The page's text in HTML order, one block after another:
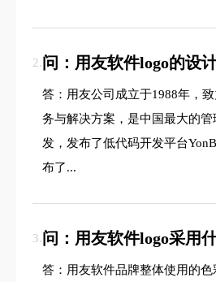
2.问：用友软件logo的设
答：用友公司成立于1988年，
务与解决方案，是中国最大的
发，发布了低代码开发平台
布了...
3.问：用友软件logo采用
答：用友软件品牌整体使用的